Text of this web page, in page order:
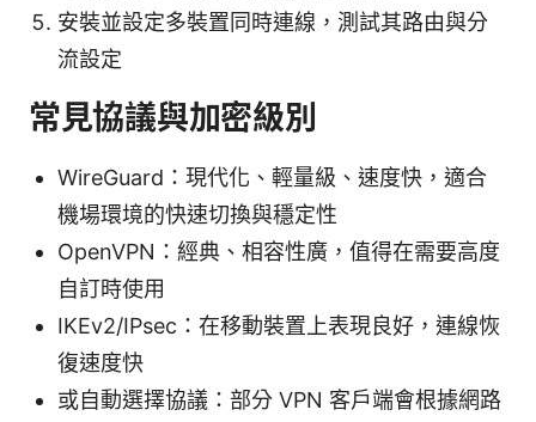
安裝並設定多裝置同時連線，測試其路由與分
流設定
常見協議與加密級別
WireGuard：現代化、輕量級、速度快，適合
機場環境的快速切換與穩定性
OpenVPN：經典、相容性廣，值得在需要高度
自訂時使用
IKEv2/IPsec：在移動裝置上表現良好，連線恢
復速度快
或自動選擇協議：部分 VPN 客戶端會根據網路